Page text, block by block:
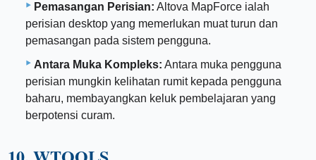
Pemasangan Perisian: Altova MapForce ialah
perisian desktop yang memerlukan muat turun dan
pemasangan pada sistem pengguna.
Antara Muka Kompleks: Antara muka pengguna
perisian mungkin kelihatan rumit kepada pengguna
baharu, membayangkan keluk pembelajaran yang
berpotensi curam.